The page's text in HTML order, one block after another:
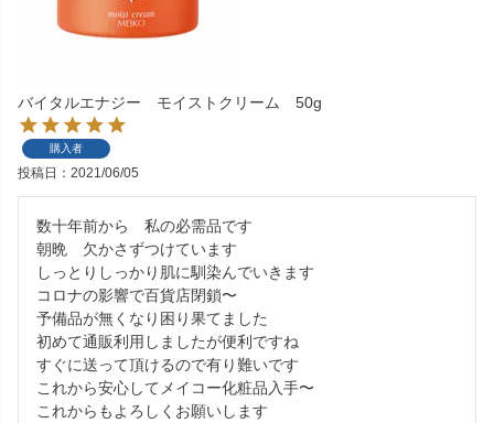
バイタルエナジー モイストクリーム 50g
購入者
投稿日 2021/06/05
数十年前から　私の必需品です
朝晩　欠かさずつけています
しっとりしっかり肌に馴染んでいきます
コロナの影響で百貨店閉鎖〜
予備品が無くなり困り果てました
初めて通販利用しましたが便利ですね
すぐに送って頂けるので有り難いです
これから安心してメイコー化粧品入手〜
これからもよろしくお願いします